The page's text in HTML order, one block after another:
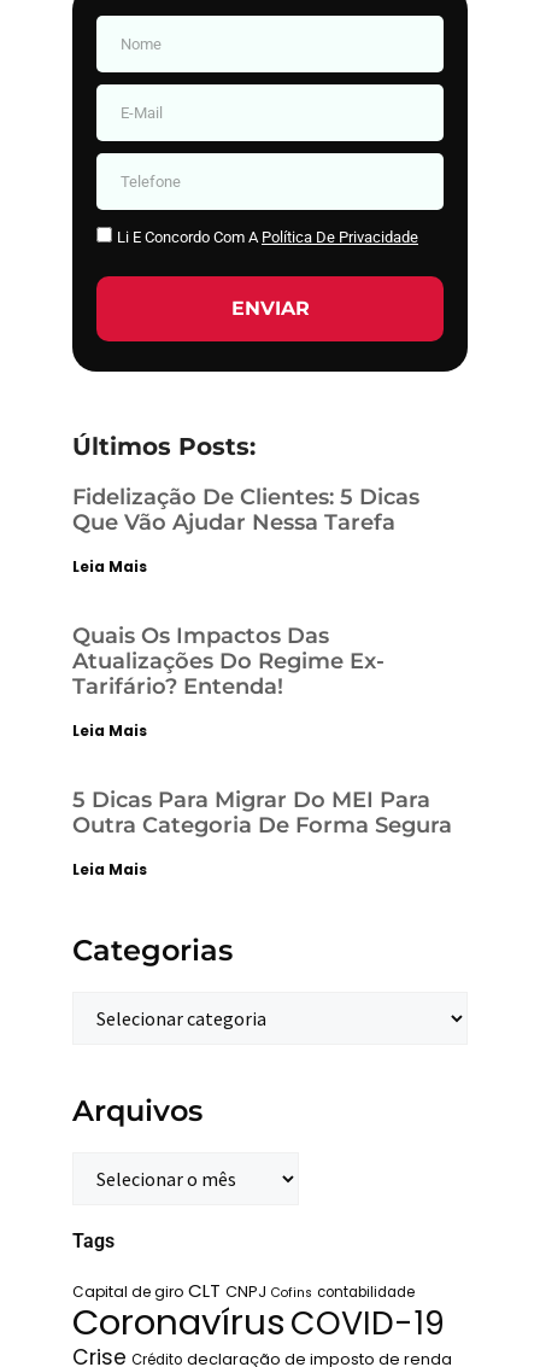
Li E Concordo Com A Política De Privacidade
ENVIAR
Últimos Posts:
Fidelização De Clientes: 5 Dicas
Que Vão Ajudar Nessa Tarefa
Leia Mais
Quais Os Impactos Das
Atualizações Do Regime Ex-
Tarifário? Entenda!
Leia Mais
5 Dicas Para Migrar Do MEI Para
Outra Categoria De Forma Segura
Leia Mais
Categorias
Arquivos
Tags
Capital de giro CLT CNPJ Cofins contabilidade
CoronavírusCOVID-19
Crise Crédito declaração de imposto de renda